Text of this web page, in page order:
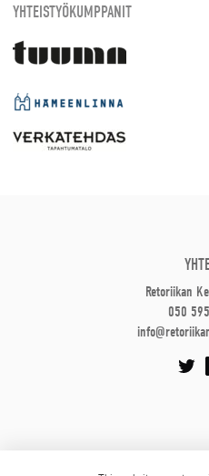
YHTEISTYÖKUMPPANIT
Retoriikan
050